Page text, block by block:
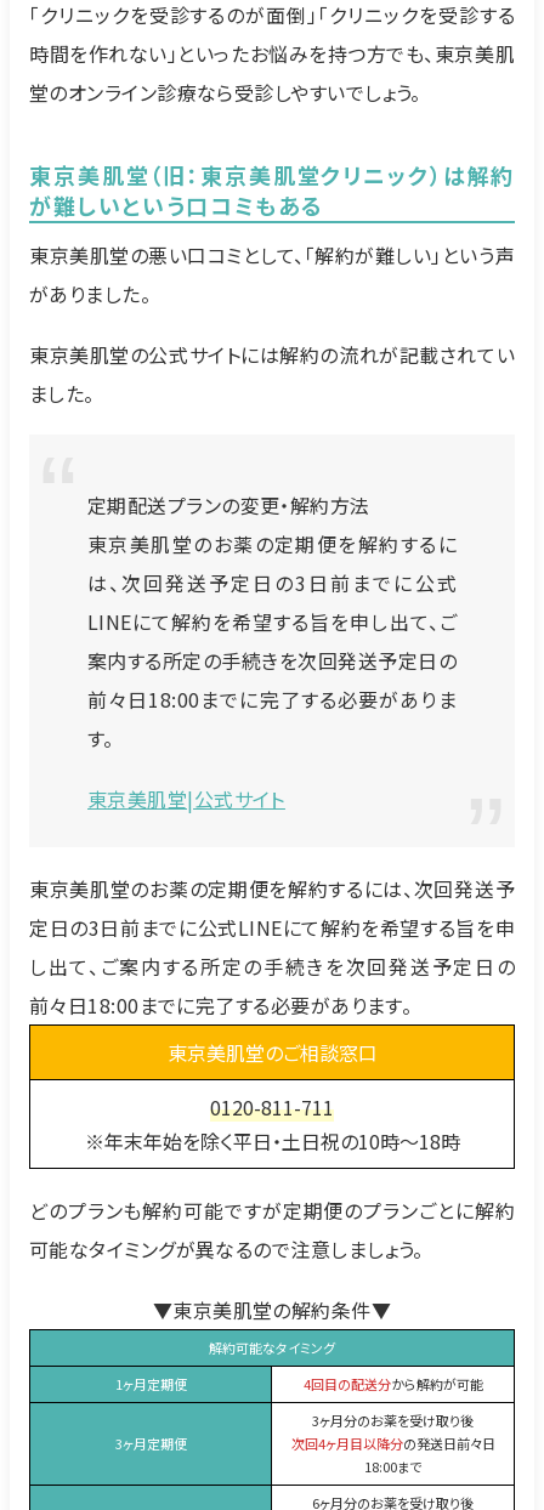
「クリニックを受診するのが面倒」「クリニックを受診する
時間を作れない」といったお悩みを持つ方でも、東京美肌
堂のオンライン診療なら受診しやすいでしょう。
東京美肌堂（旧：東京美肌堂クリニック）は解約
が難しいという口コミもある
東京美肌堂の悪い口コミとして、「解約が難しい」という声
がありました。
東京美肌堂の公式サイトには解約の流れが記載されてい
ました。
定期配送プランの変更・解約方法
東京美肌堂のお薬の定期便を解約するに
は、次回発送予定日の3日前までに公式
LINEにて解約を希望する旨を申し出て、ご
案内する所定の手続きを次回発送予定日の
前々日18:00までに完了する必要がありま
す。
東京美肌堂|公式サイト
東京美肌堂のお薬の定期便を解約するには、次回発送予
定日の3日前までに公式LINEにて解約を希望する旨を申
し出て、ご案内する所定の手続きを次回発送予定日の
前々日18:00までに完了する必要があります。
東京美肌堂のご相談窓口
0120-811-711
※年末年始を除く平日・土日祝の10時〜18時
どのプランも解約可能ですが定期便のプランごとに解約
可能なタイミングが異なるので注意しましょう。
▼東京美肌堂の解約条件▼
解約可能なタイミング
1ヶ月定期便
4回目の配送分から解約が可能
3ヶ月定期便
3ヶ月分のお薬を受け取り後
次回4ヶ月目以降分の発送日前々日
18:00まで
6ヶ月分のお薬を受け取り後